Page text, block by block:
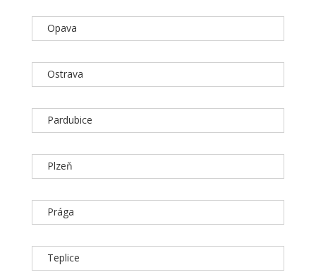
Opava
Ostrava
Pardubice
Plzeň
Prága
Teplice